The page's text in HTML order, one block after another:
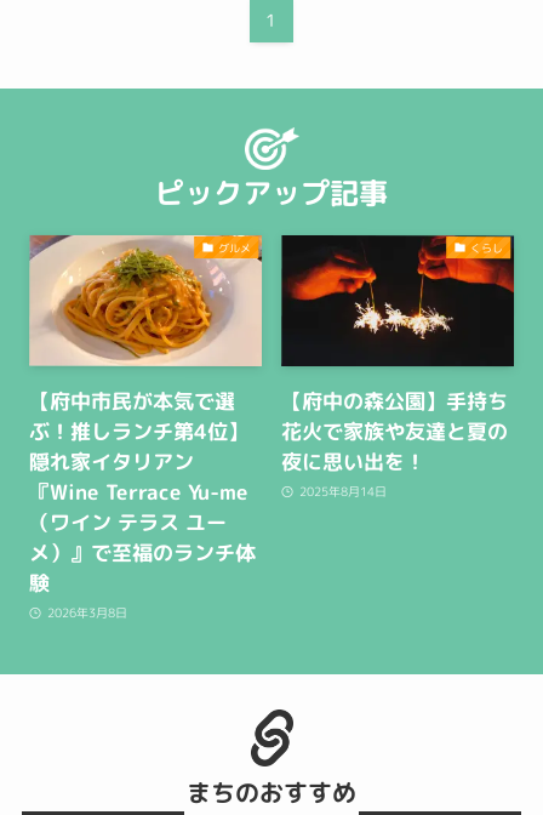
1
ピックアップ記事
グルメ
【府中市民が本気で選
ぶ！推しランチ第4位】
隠れ家イタリアン
『Wine Terrace Yu-me
（ワイン テラス ユー
メ）』で至福のランチ体
験
2026年3月8日
くらし
【府中の森公園】手持ち
花火で家族や友達と夏の
夜に思い出を！
2025年8月14日
まちのおすすめ